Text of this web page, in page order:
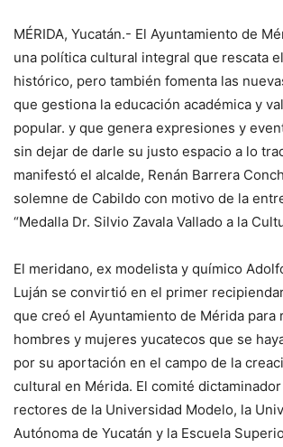
MÉRIDA, Yucatán.- El Ayuntamiento de
una política cultural integral que rescata
histórico, pero también fomenta las
que gestiona la educación académica y
popular. y que genera expresiones y
sin dejar de darle su justo espacio a lo
manifestó el alcalde, Renán Barrera
solemne de Cabildo con motivo de la
“Medalla Dr. Silvio Zavala Vallado a la
El meridano, ex modelista y químico
Luján se convirtió en el primer
que creó el Ayuntamiento de Mérida para
hombres y mujeres yucatecos que se
por su aportación en el campo de la
cultural en Mérida. El comité
rectores de la Universidad Modelo, la
Autónoma de Yucatán y la Escuela